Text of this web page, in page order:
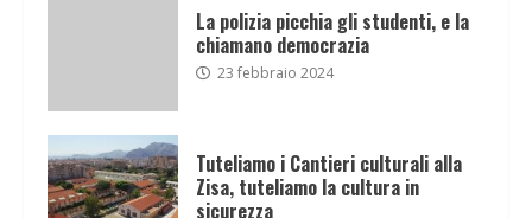
La polizia picchia gli studenti, e la
chiamano democrazia
23 febbraio 2024
Tuteliamo i Cantieri culturali alla
Zisa, tuteliamo la cultura in
sicurezza